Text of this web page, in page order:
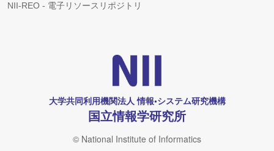
NII-REO - 電子リソースリポジトリ
大学共同利用機関法人 情報•システム研究機構
国立情報学研究所
© National Institute of Informatics